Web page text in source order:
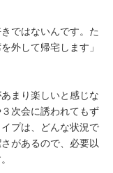
ではないんです。た
外して帰宅します」
まり楽しいと感じな
次会に誘われてもず
プは、どんな状況で
があるので、必要以